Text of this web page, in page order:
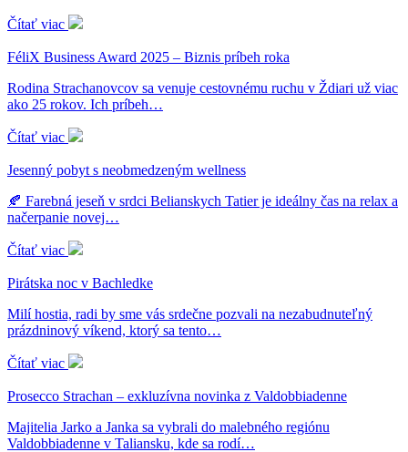
Čítať viac
FéliX Business Award 2025 – Biznis príbeh roka
Rodina Strachanovcov sa venuje cestovnému ruchu v Ždiari už viac
ako 25 rokov. Ich príbeh…
Čítať viac
Jesenný pobyt s neobmedzeným wellness
🍂 Farebná jeseň v srdci Belianskych Tatier je ideálny čas na relax a
načerpanie novej…
Čítať viac
Pirátska noc v Bachledke
Milí hostia, radi by sme vás srdečne pozvali na nezabudnuteľný
prázdninový víkend, ktorý sa tento…
Čítať viac
Prosecco Strachan – exkluzívna novinka z Valdobbiadenne
Majitelia Jarko a Janka sa vybrali do malebného regiónu
Valdobbiadenne v Taliansku, kde sa rodí…